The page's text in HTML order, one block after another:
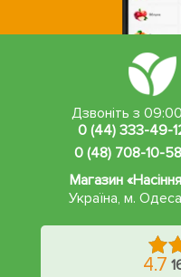
Дзвоніть з
0 (44) 333-49-
0 (48) 708-10-58
Магазин
Україна, м. Одеса
4.7